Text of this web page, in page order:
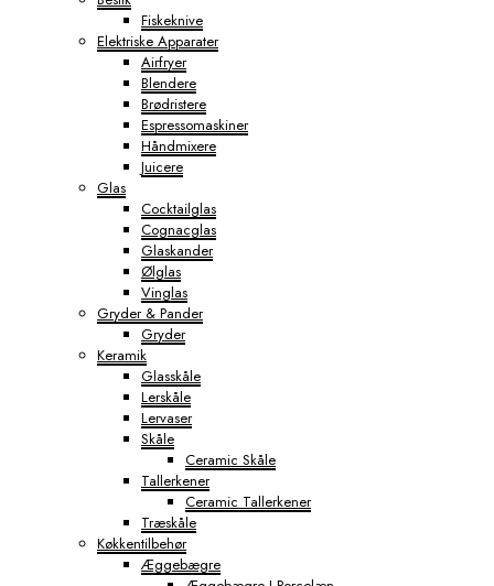
Fiskeknive
Elektriske Apparater
Airfryer
Blendere
Brødristere
Espressomaskiner
Håndmixere
Juicere
Glas
Cocktailglas
Cognacglas
Glaskander
Ølglas
Vinglas
Gryder & Pander
Gryder
Keramik
Glasskåle
Lerskåle
Lervaser
Skåle
Ceramic Skåle
Tallerkener
Ceramic Tallerkener
Træskåle
Køkkentilbehør
Æggebægre